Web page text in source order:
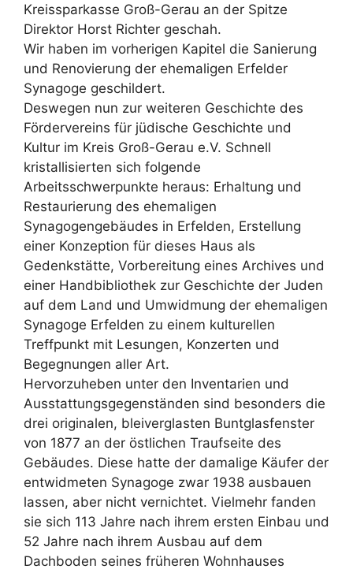
Kreissparkasse Groß-Gerau an der Spitze
Direktor Horst Richter geschah.
Wir haben im vorherigen Kapitel die Sanierung
und Renovierung der ehemaligen Erfelder
Synagoge geschildert.
Deswegen nun zur weiteren Geschichte des
Fördervereins für jüdische Geschichte und
Kultur im Kreis Groß-Gerau e.V. Schnell
kristallisierten sich folgende
Arbeitsschwerpunkte heraus: Erhaltung und
Restaurierung des ehemaligen
Synagogengebäudes in Erfelden, Erstellung
einer Konzeption für dieses Haus als
Gedenkstätte, Vorbereitung eines Archives und
einer Handbibliothek zur Geschichte der Juden
auf dem Land und Umwidmung der ehemaligen
Synagoge Erfelden zu einem kulturellen
Treffpunkt mit Lesungen, Konzerten und
Begegnungen aller Art.
Hervorzuheben unter den Inventarien und
Ausstattungsgegenständen sind besonders die
drei originalen, bleiverglasten Buntglasfenster
von 1877 an der östlichen Traufseite des
Gebäudes. Diese hatte der damalige Käufer der
entwidmeten Synagoge zwar 1938 ausbauen
lassen, aber nicht vernichtet. Vielmehr fanden
sie sich 113 Jahre nach ihrem ersten Einbau und
52 Jahre nach ihrem Ausbau auf dem
Dachboden seines früheren Wohnhauses